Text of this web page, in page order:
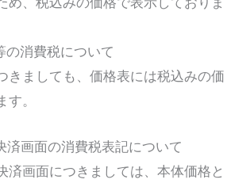
消費税について
きましても、価格表には税込みの価
。
画面の消費税表記について
済画面につきましては、本体価格と